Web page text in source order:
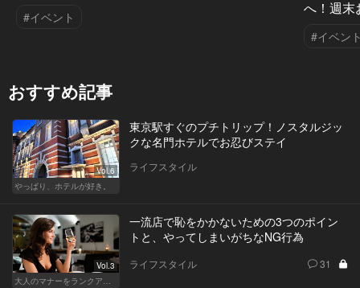
#イベント
へ！週末
#イベン
おすすめ記事
Vol.6
やっぱり、ホテルが好き。
東京駅すぐのプチトリップ！ノスタルジッ
クな名門ホテルでお忍びステイ
ライフスタイル
Vol.3
大人のマナーをランクアップせよ
一流店で恥をかかないための3つのポイン
トと、やってしまいがちなNG行為
ライフスタイル 31